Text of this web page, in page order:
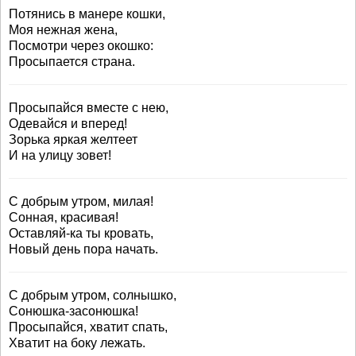
Потянись в манере кошки,
Моя нежная жена,
Посмотри через окошко:
Просыпается страна.
Просыпайся вместе с нею,
Одевайся и вперед!
Зорька яркая желтеет
И на улицу зовет!
С добрым утром, милая!
Сонная, красивая!
Оставляй-ка ты кровать,
Новый день пора начать.
С добрым утром, солнышко,
Сонюшка-засонюшка!
Просыпайся, хватит спать,
Хватит на боку лежать.